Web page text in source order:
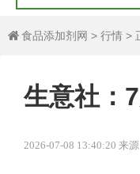
 食品添加剂网 > 行情 >
生意社：
2026-07-08 13:40:20 来